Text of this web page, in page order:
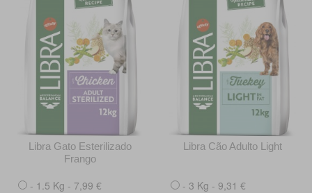
Libra Gato Esterilizado
Frango
- 1.5 Kg - 7,99 €
Libra Cão Adulto Light
- 3 Kg - 9,31 €